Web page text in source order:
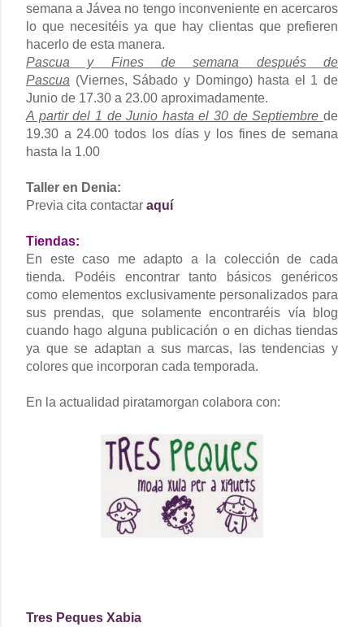
semana a Jávea no tengo inconveniente en acercaros
lo que necesitéis ya que hay clientas que prefieren
hacerlo de esta manera.
Pascua y Fines de semana después de
Pascua (Viernes, Sábado y Domingo) hasta el 1 de
Junio de 17.30 a 23.00 aproximadamente.
A partir del 1 de Junio hasta el 30 de Septiembre de
19.30 a 24.00 todos los días y los fines de semana
hasta la 1.00
Taller en Denia:
Previa cita contactar aquí
Tiendas:
En este caso me adapto a la colección de cada
tienda. Podéis encontrar tanto básicos genéricos
como elementos exclusivamente personalizados para
sus prendas, que solamente encontraréis vía blog
cuando hago alguna publicación o en dichas tiendas
ya que se adaptan a sus marcas, las tendencias y
colores que incorporan cada temporada.
En la actualidad piratamorgan colabora con:
Tres Peques Xabia